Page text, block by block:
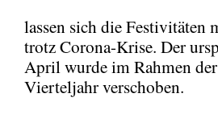
lassen sich die
trotz Corona-Krise. Der
April wurde im Rahmen
Vierteljahr verschoben.